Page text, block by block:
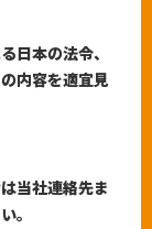
日本の法令、
内容を適宜見
当社連絡先ま
。